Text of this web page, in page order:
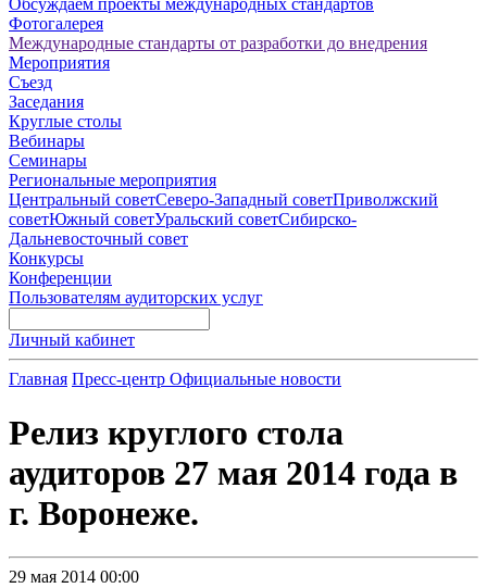
Обсуждаем проекты международных стандартов
Фотогалерея
Международные стандарты от разработки до внедрения
Мероприятия
Съезд
Заседания
Круглые столы
Вебинары
Семинары
Региональные мероприятия
Центральный советСеверо-Западный советПриволжский
советЮжный советУральский советСибирско-
Дальневосточный совет
Конкурсы
Конференции
Пользователям аудиторских услуг
Личный кабинет
Главная Пресс-центр Официальные новости
Релиз круглого стола
аудиторов 27 мая 2014 года в
г. Воронеже.
29 мая 2014 00:00